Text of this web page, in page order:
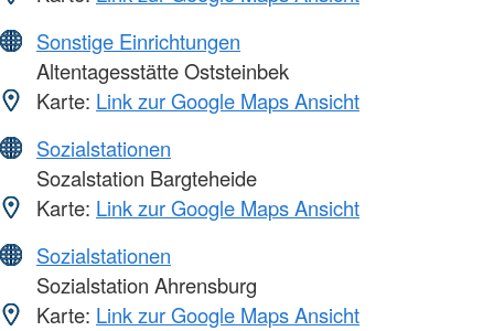
Sonstige Einrichtungen
Altentagesstätte Oststeinbek
Karte: Link zur Google Maps Ansicht
Sozialstationen
Sozalstation Bargteheide
Karte: Link zur Google Maps Ansicht
Sozialstationen
Sozialstation Ahrensburg
Karte: Link zur Google Maps Ansicht